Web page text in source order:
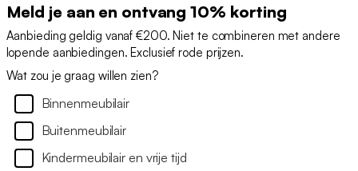
Meld je aan en ontvang 10% korting
Aanbieding geldig vanaf €200. Niet te combineren met andere
lopende aanbiedingen. Exclusief rode prijzen.
Wat zou je graag willen zien?
Binnenmeubilair
Buitenmeubilair
Kindermeubilair en vrije tijd